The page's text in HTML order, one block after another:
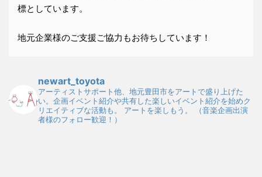
標としています。
地元企業様のご支援ご協力もお待ちしています！
newart_toyota
アーティストサポート他、地元豊田市をアートで盛り上げた
い。企画イベント紹介や共有した楽しいイベント紹介を始めク
リエイティブな活動も。
アートを楽しもう。
（音楽企画出演
者様のフォロー歓迎！）